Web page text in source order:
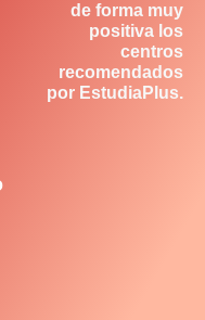
de forma muy
positiva los
centros
recomendados
por EstudiaPlus.